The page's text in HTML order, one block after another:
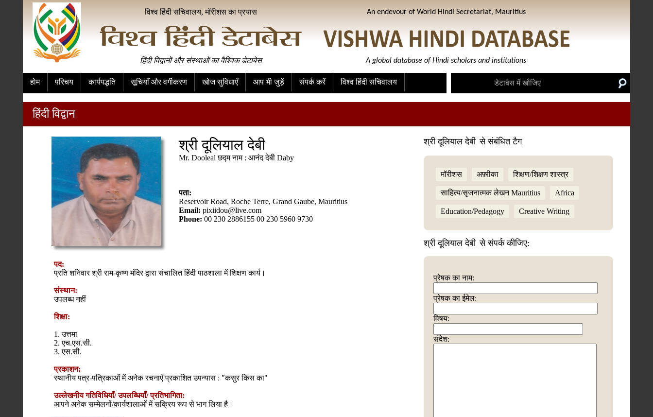
विश्व हिंदी सचिवालय, मॉरीशस का प्रयास An endevour of World Hindi Secretariat, Mauritius
हिंदी विद्वानों और संस्थाओं का वैश्विक डेटाबेस A global database of Hindi scholars and institutions
होम परिचय कार्यपद्धति सूचियाँ और वर्गीकरण खोज सुविधाएँ आप भी जुड़ें संपर्क करें विश्व हिंदी सचिवालय
हिंदी विद्वान
श्री दूलियाल देबी
Mr. Dooleal छद्म नाम : आनंद देबी Daby
पता:
Reservoir Road, Roche Terre, Grand Gaube, Mauritius
Email: pixiidou@live.com
Phone: 00 230 2886155 00 230 5960 9730
श्री दूलियाल देबी से संबंधित टैग
मॉरीशस अफ़्रीका शिक्षण/शिक्षण शास्त्र
साहित्य/सृजनात्मक लेखन Mauritius Africa
Education/Pedagogy Creative Writing
श्री दूलियाल देबी से संपर्क कीजिए:
प्रेषक का नाम:
प्रेषक का ईमेल:
विषय:
संदेश:
पद:
प्रति शनिवार श्री राम-कृष्ण मंदिर द्वारा संचालित हिंदी पाठशाला में शिक्षण कार्य।
संस्थान:
उपलब्ध नहीं
शिक्षा:
1. उत्तमा
2. एच.एस.सी.
3. एस.सी.
प्रकाशन:
स्थानीय पत्र-पत्रिकाओं में अनेक रचनाएँ प्रकाशित उपन्यास : "कसुर किस का"
उल्लेखनीय गतिविधियाँ/ उपलब्धियाँ/ प्रतिभागिता:
आपने अनेक सम्मेलनों/कार्यशालाओं में सक्रिय रूप से भाग लिया है।